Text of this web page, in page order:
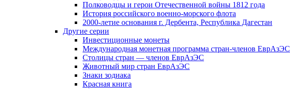
Полководцы и герои Отечественной войны 1812 года
История российского военно-морского флота
2000-летие основания г. Дербента, Республика Дагестан
Другие серии
Инвестиционные монеты
Международная монетная программа стран-членов ЕврАзЭС
Столицы стран — членов ЕврАзЭС
Животный мир стран ЕврАзЭС
Знаки зодиака
Красная книга